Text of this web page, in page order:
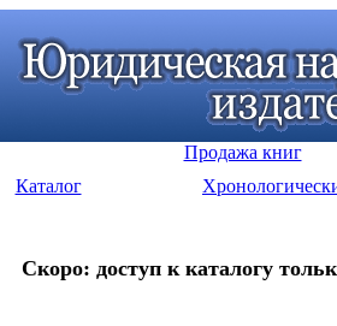
Продажа книг
Каталог
Скоро: доступ к каталогу